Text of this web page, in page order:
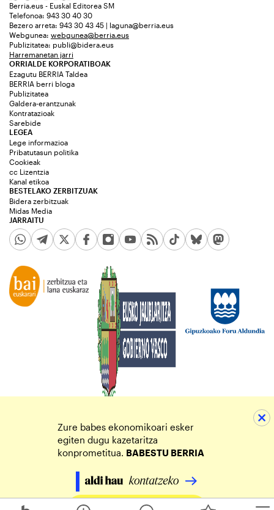
Berria.eus - Euskal Editorea SM
Telefonoa: 943 30 40 30
Bezero arreta: 943 30 43 45 | laguna@berria.eus
Webgunea: webgunea@berria.eus
Publizitatea: publi@bidera.eus
Harremanetan jarri
ORRIALDE KORPORATIBOAK
Ezagutu BERRIA Taldea
BERRIA berri bloga
Publizitatea
Galdera-erantzunak
Kontratazioak
Sarebide
JARRAITU
LEGEA
Lege informazioa
Pribatutasun politika
Cookieak
cc Lizentzia
Kanal etikoa
BESTELAKO ZERBITZUAK
Bidera zerbitzuak
Midas Media
Zure babes ekonomikoari esker
egiten dugu kazetaritza
konprometitua. BABESTU BERRIA